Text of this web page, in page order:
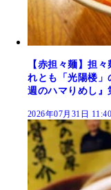
【赤担々麺】担
れとも「光陽楼
週のハマりめし』
2026年07月31日 11:40